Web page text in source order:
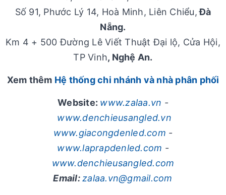
Số 91, Phước Lý 14, Hoà Minh, Liên Chiểu,Đà
Nẵng.
Km 4 + 500 Đường Lê Viết Thuật Đại lộ, Cửa Hội,
TP Vinh, Nghệ An.
Xem thêm Hệ thống chi nhánh và nhà phân phối
Website: www.zalaa.vn -
www.denchieusangled.vn
www.giacongdenled.com -
www.laprapdenled.com -
www.denchieusangled.com
Email:zalaa.vn@gmail.com